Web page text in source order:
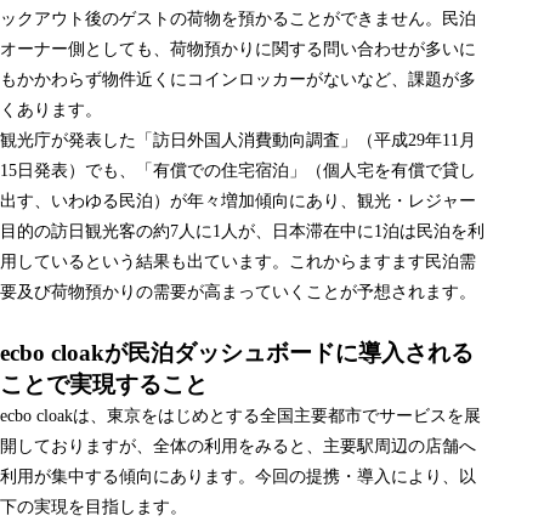
ックアウト後のゲストの荷物を預かることができません。民泊
オーナー側としても、荷物預かりに関する問い合わせが多いに
もかかわらず物件近くにコインロッカーがないなど、課題が多
くあります。
観光庁が発表した「訪日外国人消費動向調査」（平成29年11月
15日発表）でも、「有償での住宅宿泊」（個人宅を有償で貸し
出す、いわゆる民泊）が年々増加傾向にあり、観光・レジャー
目的の訪日観光客の約7人に1人が、日本滞在中に1泊は民泊を利
用しているという結果も出ています。これからますます民泊需
要及び荷物預かりの需要が高まっていくことが予想されます。
ecbo cloakが民泊ダッシュボードに導入される
ことで実現すること
ecbo cloakは、東京をはじめとする全国主要都市でサービスを展
開しておりますが、全体の利用をみると、主要駅周辺の店舗へ
利用が集中する傾向にあります。今回の提携・導入により、以
下の実現を目指します。